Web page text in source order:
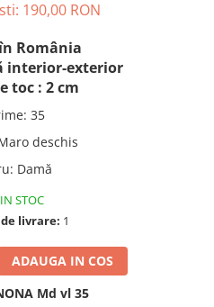
190,00 RON
România
interior-exterior
toc : 2 cm
: 35
deschis
: Damă
IN STOC
livrare: 1
ADAUGA IN COS
Md vl 35